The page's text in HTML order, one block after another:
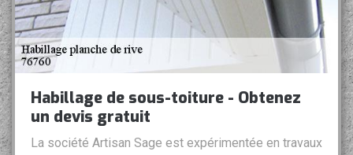
Habillage de sous-toiture - Obtenez
un devis gratuit
La société Artisan Sage est expérimentée en travaux